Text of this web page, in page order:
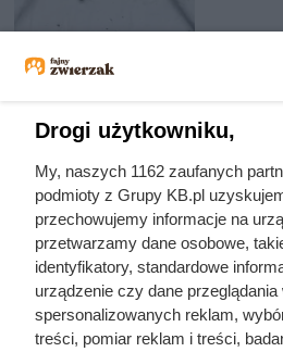
właśnie wchodzi do
Polacy nie wiedzą,
Drogi użytkowniku,
My, naszych 1162 zaufanych
podmioty z Grupy KB.pl
przechowujemy informacje na
przetwarzamy dane osobowe,
identyfikatory, standardowe
urządzenie czy dane
spersonalizowanych reklam,
treści, pomiar reklam i treści,